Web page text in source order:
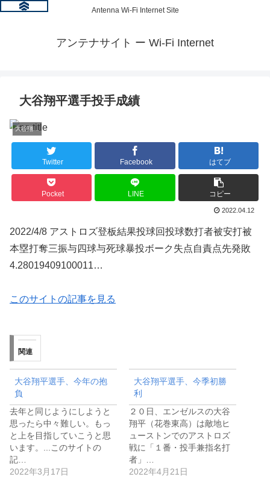
Antenna Wi-Fi Internet Site
アンテナサイト ー Wi-Fi Internet
大谷翔平選手投手成績
大谷翔平選手、二刀流、MLB、成績、トピック
Twitter Facebook はてブ
Pocket LINE コピー
2022.04.12
2022/4/8 アストロズ登板結果投球回投球数打者被安打被
本塁打奪三振与四球与死球暴投ボーク失点自責点先発敗
4.28019409100011…
このサイトの記事を見る
関連
大谷翔平選手、今年の抱
負
去年と同じようにしようと
思ったら中々難しい。もっ
と上を目指していこうと思
います。...このサイトの
記…
2022年3月17日
大谷翔平選手、今季初勝
利
２０日、エンゼルスの大谷
翔平（花巻東高）は敵地ヒ
ューストンでのアストロズ
戦に「１番・投手兼指名打
者」…
2022年4月21日